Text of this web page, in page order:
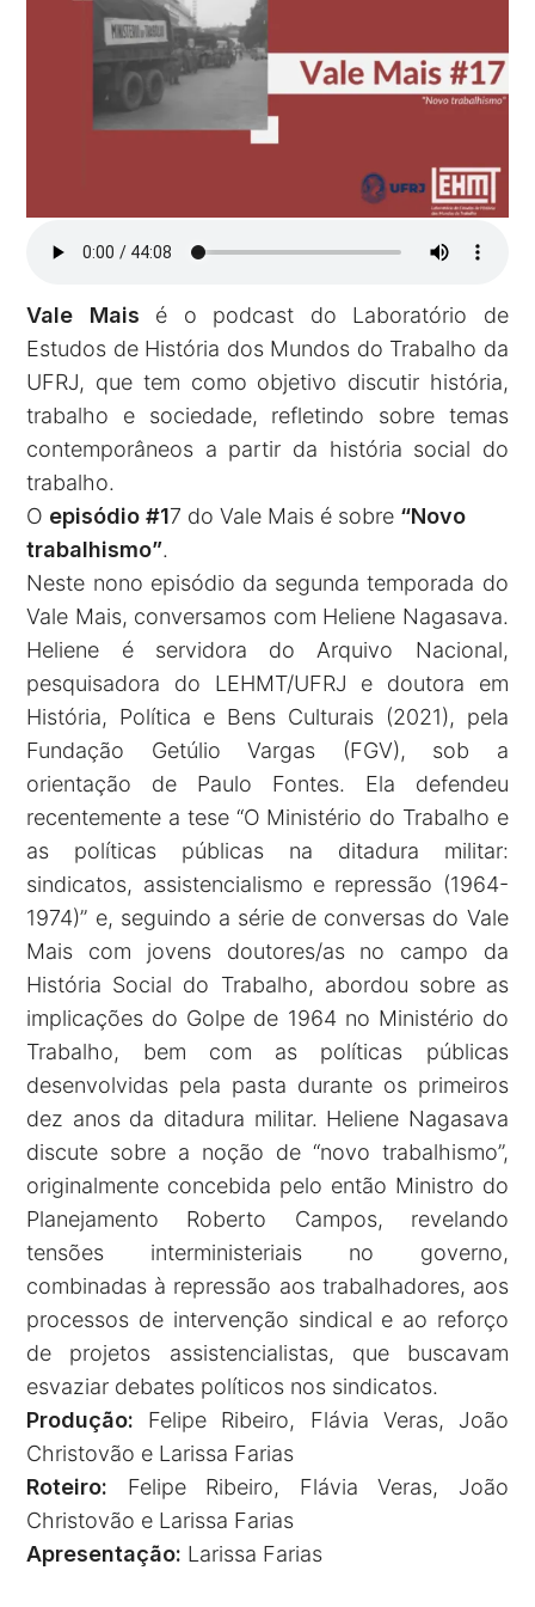
Vale Mais é o podcast do Laboratório de
Estudos de História dos Mundos do Trabalho da
UFRJ, que tem como objetivo discutir história,
trabalho e sociedade, refletindo sobre temas
contemporâneos a partir da história social do
trabalho.
O episódio #17 do Vale Mais é sobre “Novo
trabalhismo”.
Neste nono episódio da segunda temporada do
Vale Mais, conversamos com Heliene Nagasava.
Heliene é servidora do Arquivo Nacional,
pesquisadora do LEHMT/UFRJ e doutora em
História, Política e Bens Culturais (2021), pela
Fundação Getúlio Vargas (FGV), sob a
orientação de Paulo Fontes. Ela defendeu
recentemente a tese “O Ministério do Trabalho e
as políticas públicas na ditadura militar:
sindicatos, assistencialismo e repressão (1964-
1974)” e, seguindo a série de conversas do Vale
Mais com jovens doutores/as no campo da
História Social do Trabalho, abordou sobre as
implicações do Golpe de 1964 no Ministério do
Trabalho, bem com as políticas públicas
desenvolvidas pela pasta durante os primeiros
dez anos da ditadura militar. Heliene Nagasava
discute sobre a noção de “novo trabalhismo”,
originalmente concebida pelo então Ministro do
Planejamento Roberto Campos, revelando
tensões interministeriais no governo,
combinadas à repressão aos trabalhadores, aos
processos de intervenção sindical e ao reforço
de projetos assistencialistas, que buscavam
esvaziar debates políticos nos sindicatos.
Produção: Felipe Ribeiro, Flávia Veras, João
Christovão e Larissa Farias
Roteiro: Felipe Ribeiro, Flávia Veras, João
Christovão e Larissa Farias
Apresentação: Larissa Farias